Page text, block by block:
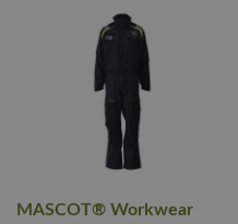
MASCOT® Workwear